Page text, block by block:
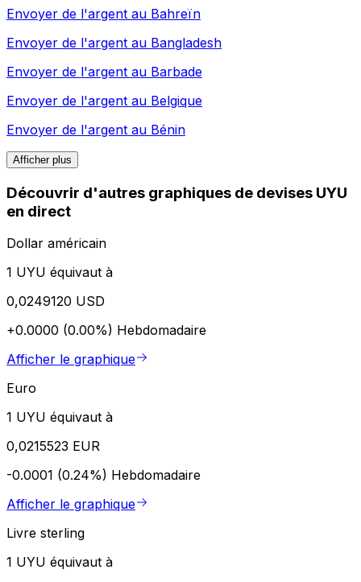
Envoyer de l'argent au Bahreïn
Envoyer de l'argent au Bangladesh
Envoyer de l'argent au Barbade
Envoyer de l'argent au Belgique
Envoyer de l'argent au Bénin
Afficher plus
Découvrir d'autres graphiques de devises UYU
en direct
Dollar américain
1 UYU équivaut à
0,0249120 USD
+0.0000 (0.00%) Hebdomadaire
Afficher le graphique
Euro
1 UYU équivaut à
0,0215523 EUR
-0.0001 (0.24%) Hebdomadaire
Afficher le graphique
Livre sterling
1 UYU équivaut à